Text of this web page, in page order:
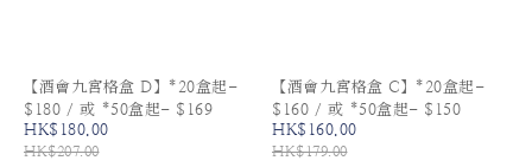
【酒會九宮格盒 D】*20盒起-
$180 / 或 *50盒起- $169
HK$180.00
HK$207.00
【酒會九宮格盒 C】*20盒起-
$160 / 或 *50盒起- $150
HK$160.00
HK$179.00